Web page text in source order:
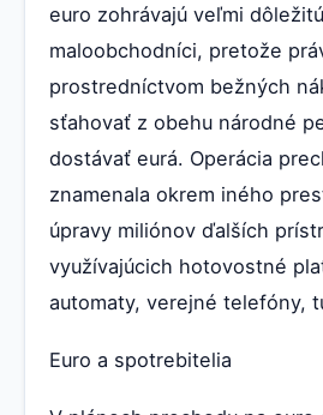
euro zohrávajú veľmi
maloobchodníci, pretože
prostredníctvom bežných
sťahovať z obehu národné
dostávať eurá. Operácia
znamenala okrem iného
úpravy miliónov ďalších
využívajúcich hotovostné
automaty, verejné telefóny,
Euro a spotrebitelia